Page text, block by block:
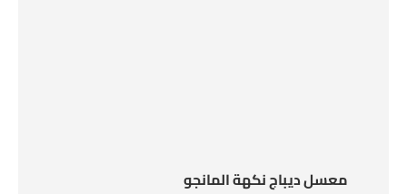
معسل ديباج نكهة المانجو